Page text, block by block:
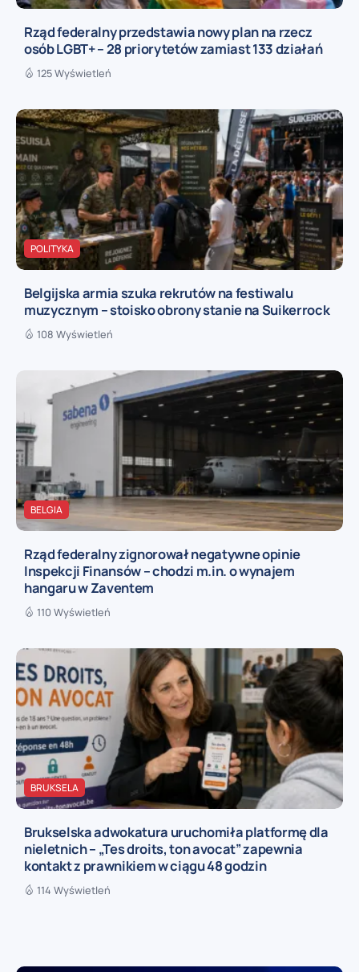
Rząd federalny przedstawia nowy plan na rzecz
osób LGBT+ – 28 priorytetów zamiast 133 działań
125 Wyświetleń
POLITYKA
Belgijska armia szuka rekrutów na festiwalu
muzycznym – stoisko obrony stanie na Suikerrock
108 Wyświetleń
BELGIA
Rząd federalny zignorował negatywne opinie
Inspekcji Finansów – chodzi m.in. o wynajem
hangaru w Zaventem
110 Wyświetleń
BRUKSELA
Brukselska adwokatura uruchomiła platformę dla
nieletnich – „Tes droits, ton avocat” zapewnia
kontakt z prawnikiem w ciągu 48 godzin
114 Wyświetleń